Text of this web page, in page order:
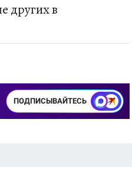
других в
ПОДПИСЫВАЙТЕСЬ